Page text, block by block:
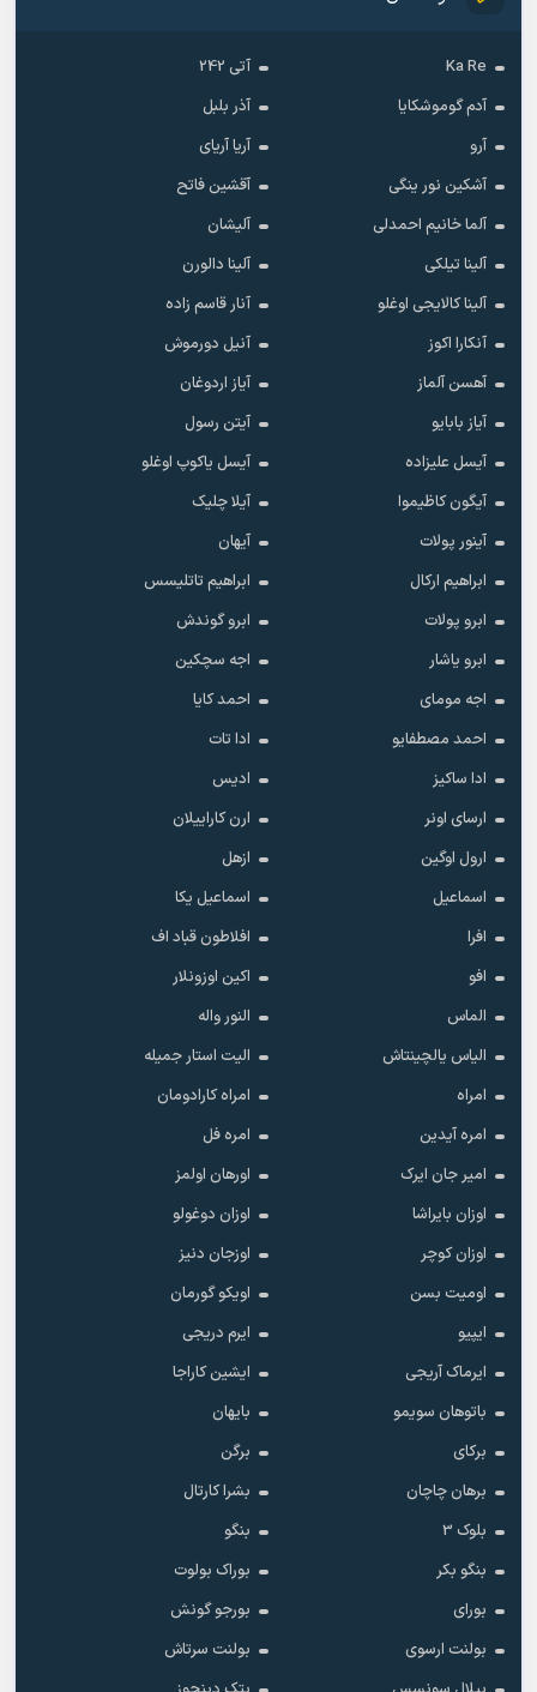
Ka Re
آتی 242
آدم گوموشکایا
آذر بلبل
آرو
آریا آریای
آشکین نور ینگی
آقشین فاتح
آلما خانیم احمدلی
آلیشان
آلینا تیلکی
آلینا دالورن
آلینا کالایجی اوغلو
آنار قاسم زاده
آنکارا اکوز
آنیل دورموش
آهسن آلماز
آیاز اردوغان
آیاز بابایو
آیتن رسول
آیسل علیزاده
آیسل یاکوپ اوغلو
آیگون کاظیموا
آیلا چلیک
آینور پولات
آیهان
ابراهیم ارکال
ابراهیم تاتلیسس
ابرو پولات
ابرو گوندش
ابرو یاشار
اجه سچکین
اجه مومای
احمد کایا
احمد مصطفایو
ادا تات
ادا ساکیز
ادیس
ارسای اونر
ارن کاراییلان
ارول اوگین
ازهل
اسماعیل
اسماعیل یکا
افرا
افلاطون قباد اف
افو
اکین اوزونلار
الماس
النور واله
الیاس یالچینتاش
الیت استار جمیله
امراه
امراه کارادومان
امره آیدین
امره فل
امیر جان ایرک
اورهان اولمز
اوزان بایراشا
اوزان دوغولو
اوزان کوچر
اوزجان دنیز
اومیت بسن
اویکو گورمان
ایپیو
ایرم دریجی
ایرماک آریجی
ایشین کاراجا
باتوهان سویمو
بایهان
برکای
برگن
برهان چاچان
بشرا کارتال
بلوک 3
بنگو
بنگو بکر
بوراک بولوت
بورای
بورجو گونش
بولنت ارسوی
بولنت سرتاش